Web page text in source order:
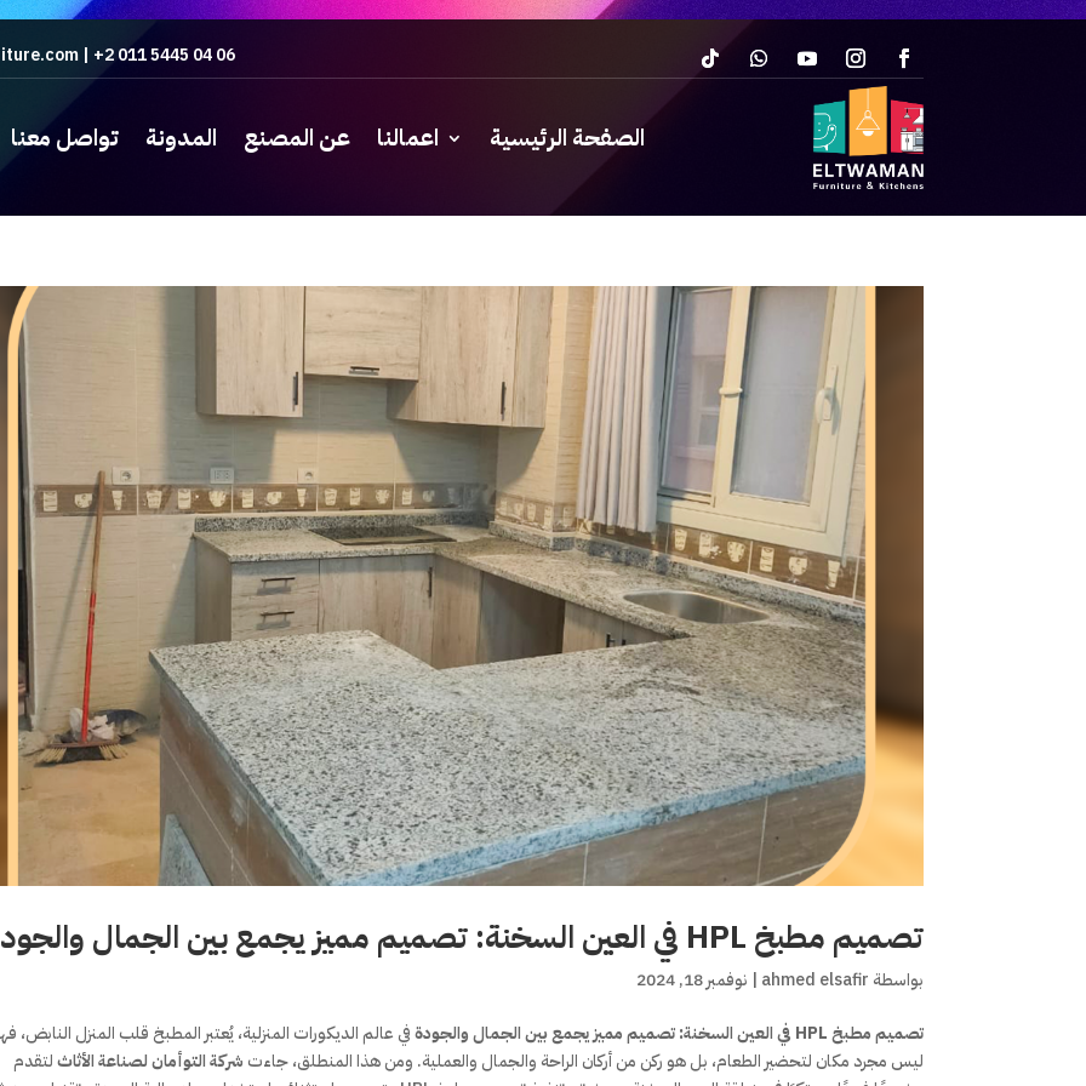
| +2 011 5445 04 06
الصفحة الرئيسية اعمالنا عن المصنع المدونة تواصل معنا
تصميم مطبخ HPL في العين السخنة: تصميم مميز يجمع بين الجمال والجودة
بواسطة ahmed elsafir
| نوفمبر 18, 2024
تصميم مطبخ HPL في العين السخنة: تصميم مميز يجمع بين الجمال والجودة
في عالم الديكورات المنزلية، يُعتبر المطبخ قلب المنزل النابض،
ليس مجرد مكان لتحضير الطعام، بل هو ركن من أركان الراحة والجمال والعملية. ومن هذا المنطلق، جاءت شركة التوأمان لصناعة الأثاثلتقدم